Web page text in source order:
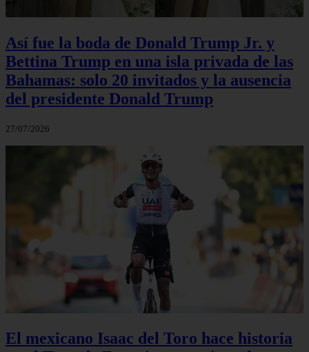
Así fue la boda de Donald Trump Jr. y
Bettina Trump en una isla privada de las
Bahamas: solo 20 invitados y la ausencia
del presidente Donald Trump
27/07/2026
El mexicano Isaac del Toro hace historia